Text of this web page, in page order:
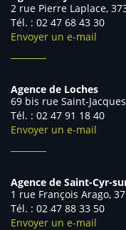
2 rue Pierre Laplace,
Tél. : 02 47 68 43 30
Envoyer un e-mail
Agence de Loches
69 bis rue Saint-
Tél. : 02 47 91 18 40
Envoyer un e-mail
Agence de Saint-Cyr-
1 rue François Arago,
Tél. : 02 47 88 33 50
Envoyer un e-mail